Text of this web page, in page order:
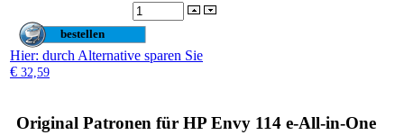
Hier: durch Alternative sparen Sie
€ 32,59
Original Patronen für HP Envy 114 e-All-in-One